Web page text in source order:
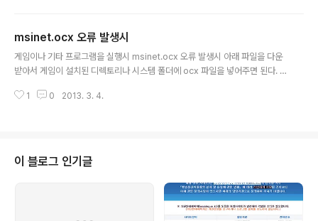
msinet.ocx 오류 발생시
게임이나 기타 프로그램을 실행시 msinet.ocx 오류 발생시 아래 파일을 다운
받아서 게임이 설치된 디렉토리나 시스템 폴더에 ocx 파일을 넣어주면 된다. 3
ws\SysWOW64
1 0 2013. 3. 4.
이 블로그 인기글